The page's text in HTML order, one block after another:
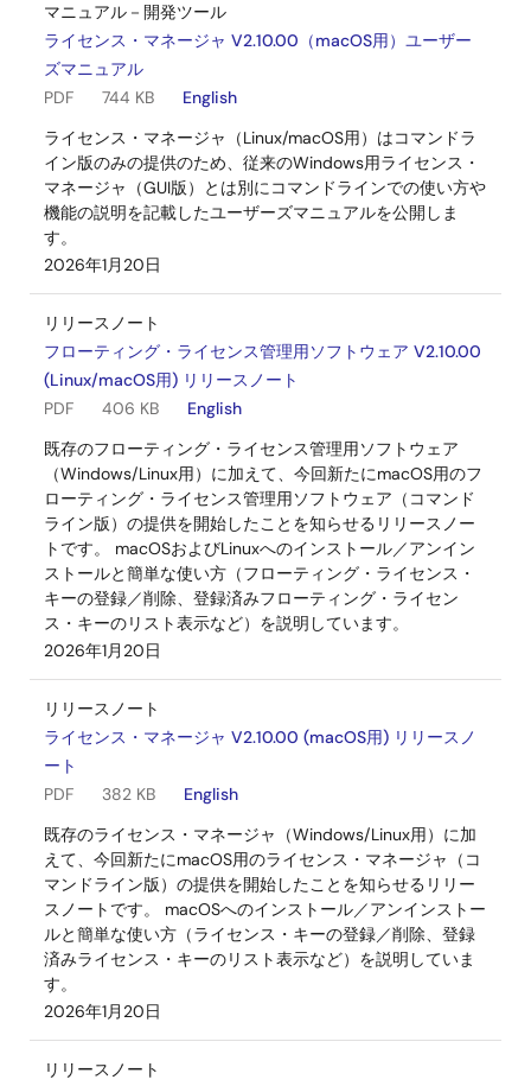
マニュアル－開発ツール
ライセンス・マネージャ V2.10.00（macOS用）ユーザー
ズマニュアル
PDF
744 KB
English
ライセンス・マネージャ（Linux/macOS用）はコマンドラ
イン版のみの提供のため、従来のWindows用ライセンス・
マネージャ（GUI版）とは別にコマンドラインでの使い方や
機能の説明を記載したユーザーズマニュアルを公開しま
す。
2026年1月20日
リリースノート
フローティング・ライセンス管理用ソフトウェア V2.10.00
(Linux/macOS用) リリースノート
PDF
406 KB
English
既存のフローティング・ライセンス管理用ソフトウェア
（Windows/Linux用）に加えて、今回新たにmacOS用のフ
ローティング・ライセンス管理用ソフトウェア（コマンド
ライン版）の提供を開始したことを知らせるリリースノー
トです。 macOSおよびLinuxへのインストール／アンイン
ストールと簡単な使い方（フローティング・ライセンス・
キーの登録／削除、登録済みフローティング・ライセン
ス・キーのリスト表示など）を説明しています。
2026年1月20日
リリースノート
ライセンス・マネージャ V2.10.00 (macOS用) リリースノ
ート
PDF
382 KB
English
既存のライセンス・マネージャ（Windows/Linux用）に加
えて、今回新たにmacOS用のライセンス・マネージャ（コ
マンドライン版）の提供を開始したことを知らせるリリー
スノートです。 macOSへのインストール／アンインストー
ルと簡単な使い方（ライセンス・キーの登録／削除、登録
済みライセンス・キーのリスト表示など）を説明していま
す。
2026年1月20日
リリースノート